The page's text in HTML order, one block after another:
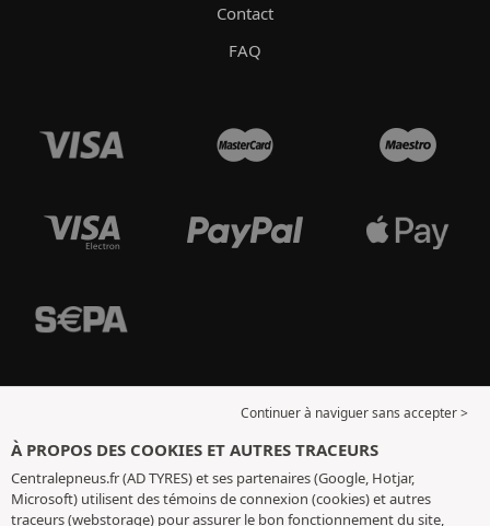
Contact
FAQ
Continuer à naviguer sans accepter >
À PROPOS DES COOKIES ET AUTRES TRACEURS
Centralepneus.fr (AD TYRES) et ses partenaires (Google, Hotjar,
Microsoft) utilisent des témoins de connexion (cookies) et autres
traceurs (webstorage) pour assurer le bon fonctionnement du site,